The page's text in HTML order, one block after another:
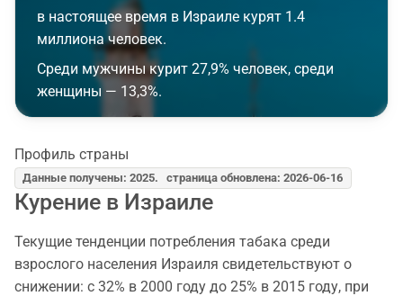
в настоящее время в Израиле курят 1.4
миллиона человек.
Среди мужчины курит 27,9% человек, среди
женщины — 13,3%.
Профиль страны
Данные получены: 2025. страница обновлена: 2026-06-16
Курение в Израиле
Текущие тенденции потребления табака среди
взрослого населения Израиля свидетельствуют о
снижении: с 32% в 2000 году до 25% в 2015 году, при